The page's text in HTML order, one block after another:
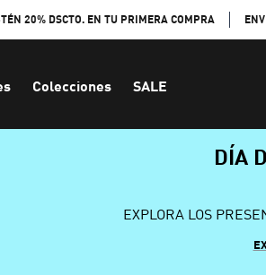
20% DSCTO. EN TU PRIMERA COMPRA
Colecciones SALE
DÍA
EXPLORA LOS